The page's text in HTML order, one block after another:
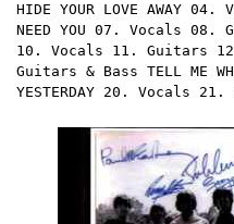
HIDE YOUR LOVE AWAY
NEED YOU 07. Vocals 08.
10. Vocals 11. Guitars
Guitars & Bass TELL ME
YESTERDAY 20. Vocals